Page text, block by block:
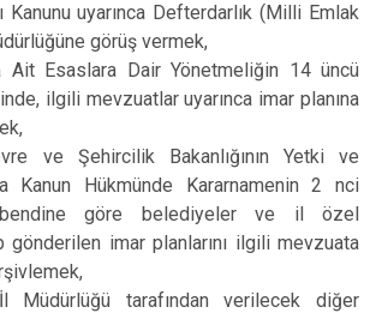
Kanunu uyarınca Defterdarlık (Milli Emlak
görüş vermek,
Ait Esaslara Dair Yönetmeliğin 14 üncü
ilgili mevzuatlar uyarınca imar planına
ve Şehircilik Bakanlığının Yetki ve
Kanun Hükmünde Kararnamenin 2 nci
göre belediyeler ve il özel
gönderilen imar planlarını ilgili mevzuata
Müdürlüğü tarafından verilecek diğer